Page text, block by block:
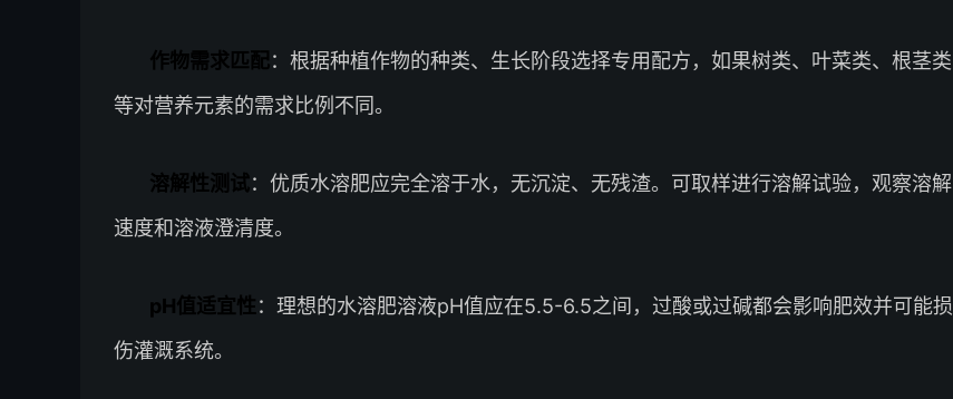
作物需求匹配：根据种植作物的种类、生长阶段选择专用配方，如果树类、叶菜类、根茎类
等对营养元素的需求比例不同。
溶解性测试：优质水溶肥应完全溶于水，无沉淀、无残渣。可取样进行溶解试验，观察溶解
速度和溶液澄清度。
pH值适宜性：理想的水溶肥溶液pH值应在5.5-6.5之间，过酸或过碱都会影响肥效并可能损
伤灌溉系统。